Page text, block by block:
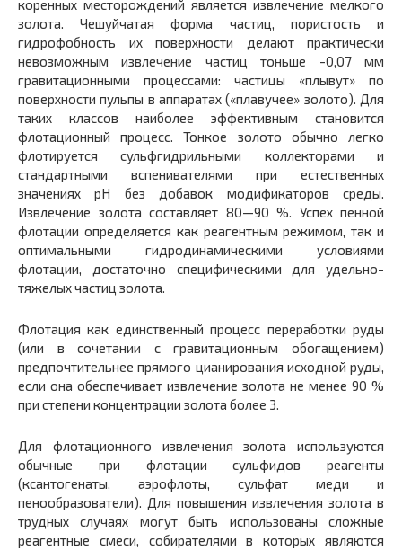
коренных месторождений является извлечение мелкого
золота. Чешуйчатая форма частиц, пористость и
гидрофобность их поверхности делают практически
невозможным извлечение частиц тоньше -0,07 мм
гравитационными процессами: частицы «плывут» по
поверхности пульпы в аппаратах («плавучее» золото). Для
таких классов наиболее эффективным становится
флотационный процесс. Тонкое золото обычно легко
флотируется сульфгидрильными коллекторами и
стандартными вспенивателями при естественных
значениях pH без добавок модификаторов среды.
Извлечение золота составляет 80—90 %. Успех пенной
флотации определяется как реагентным режимом, так и
оптимальными гидродинамическими условиями
флотации, достаточно специфическими для удельно-
тяжелых частиц золота.
Флотация как единственный процесс переработки руды
(или в сочетании с гравитационным обогащением)
предпочтительнее прямого цианирования исходной руды,
если она обеспечивает извлечение золота не менее 90 %
при степени концентрации золота более 3.
Для флотационного извлечения золота используются
обычные при флотации сульфидов реагенты
(ксантогенаты, аэрофлоты, сульфат меди и
пенообразователи). Для повышения извлечения золота в
трудных случаях могут быть использованы сложные
реагентные смеси, собирателями в которых являются